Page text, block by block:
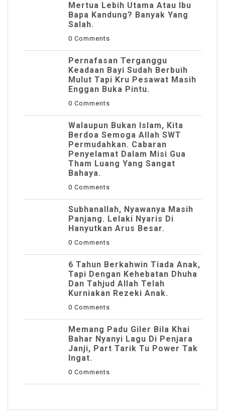
Mertua Lebih Utama Atau Ibu
Bapa Kandung? Banyak Yang
Salah.
0 Comments
Pernafasan Terganggu
Keadaan Bayi Sudah Berbuih
Mulut Tapi Kru Pesawat Masih
Enggan Buka Pintu.
0 Comments
Walaupun Bukan Islam, Kita
Berdoa Semoga Allah SWT
Permudahkan. Cabaran
Penyelamat Dalam Misi Gua
Tham Luang Yang Sangat
Bahaya.
0 Comments
Subhanallah, Nyawanya Masih
Panjang. Lelaki Nyaris Di
Hanyutkan Arus Besar.
0 Comments
6 Tahun Berkahwin Tiada Anak,
Tapi Dengan Kehebatan Dhuha
Dan Tahjud Allah Telah
Kurniakan Rezeki Anak.
0 Comments
Memang Padu Giler Bila Khai
Bahar Nyanyi Lagu Di Penjara
Janji, Part Tarik Tu Power Tak
Ingat.
0 Comments